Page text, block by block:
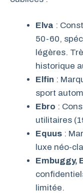
Elva :
50-60,
légères.
historique
Elfin :
sport
Ebro :
utilitaires
Equus :
luxe néo-
Embuggy,
limitée.